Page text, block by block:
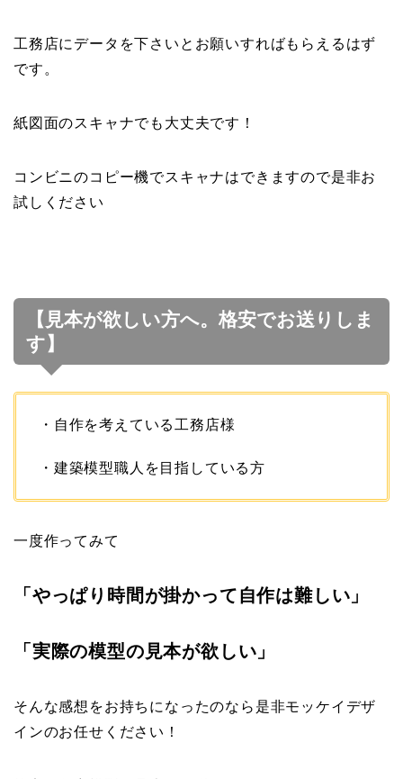
工務店にデータを下さいとお願いすればもらえるはず
です。
紙図面のスキャナでも大丈夫です！
コンビニのコピー機でスキャナはできますので是非お
試しください
【見本が欲しい方へ。格安でお送りしま
す】
・自作を考えている工務店様
・建築模型職人を目指している方
一度作ってみて
「やっぱり時間が掛かって自作は難しい」
「実際の模型の見本が欲しい」
そんな感想をお持ちになったのなら是非モッケイデザ
インのお任せください！